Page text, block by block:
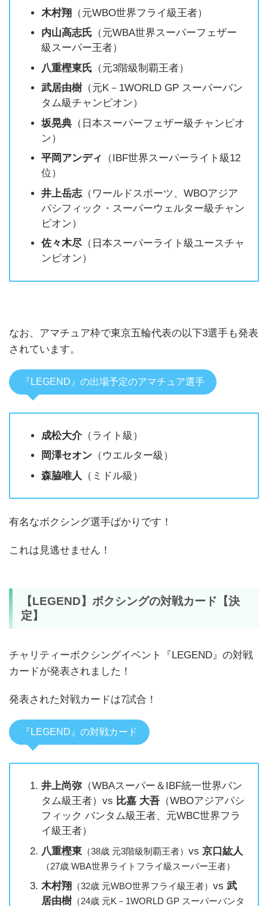
木村翔
（元WBO世界フライ級王者）
内山高志氏 （元WBA世界スーパーフェザー
級スーパー王者）
八重樫東氏 （元3階級制覇王者）
武居由樹 （元K－1WORLD GP スーパーバン
タム級チャンピオン）
坂晃典 （日本スーパーフェザー級チャンピオ
ン）
平岡アンディ
（IBF世界スーパーライト級12
位）
井上岳志（ワールドスポーツ、WBOアジア
パシフィック・スーパーウェルター級チャン
ピオン）
佐々木尽（日本スーパーライト級ユースチャ
ンピオン）
なお、アマチュア枠で東京五輪代表の以下3選手も発表
されています。
『LEGEND』の出場予定のアマチュア選手
成松大介（ライト級）
岡澤セオン （ウエルター級）
森脇唯人 （ミドル級）
有名なボクシング選手ばかりです！
これは見逃せません！
【LEGEND】ボクシングの対戦カード【決
定】
チャリティーボクシングイベント『LEGEND』の対戦
カードが発表されました！
発表された対戦カードは7試合！
『LEGEND』の対戦カード
井上尚弥 （WBAスーパー＆IBF統一世界バン
タム級王者）vs 比嘉 大吾 （WBOアジアパシ
フィック バンタム級王者、元WBC世界フラ
イ級王者）
八重樫東 （38歳 元3階級制覇王者） vs 京口紘人
（27歳 WBA世界ライトフライ級スーパー王者）
木村翔 （32歳 元WBO世界フライ級王者） vs 武
居由樹 （24歳 元K－1WORLD GP スーパーバンタ